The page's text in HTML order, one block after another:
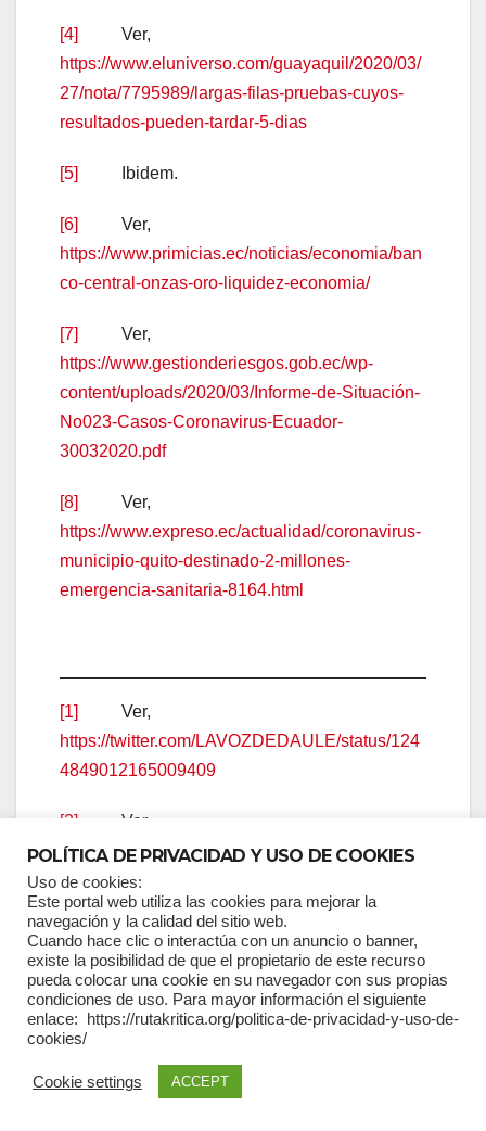
[4]
Ver,
https://www.eluniverso.com/guayaquil/2020/03/
27/nota/7795989/largas-filas-pruebas-cuyos-
resultados-pueden-tardar-5-dias
[5] Ibidem.
[6]
Ver,
https://www.primicias.ec/noticias/economia/ban
co-central-onzas-oro-liquidez-economia/
[7]
Ver,
https://www.gestionderiesgos.gob.ec/wp-
content/uploads/2020/03/Informe-de-Situación-
No023-Casos-Coronavirus-Ecuador-
30032020.pdf
[8]
Ver,
https://www.expreso.ec/actualidad/coronavirus-
municipio-quito-destinado-2-millones-
emergencia-sanitaria-8164.html
[1]
Ver,
https://twitter.com/LAVOZDEDAULE/status/124
4849012165009409
[2] Ver,
https://twitter.com/jaimenebotsaadi/status/12446
09174299869185?s=11
[3]Ver,
https://debateconstitucionalespanol.wordpress.
com/2020/03/25/guayaquil-el-coronavirus-y-la-
barbarie-de-la-desigualdad/
Ver minuto 2:45 de la entrevista de
Fernando del Rincon de CNN a María Paula
POLÍTICA DE PRIVACIDAD Y USO DE COOKIES
Uso de cookies:
Este portal web utiliza las cookies para mejorar la
navegación y la calidad del sitio web.
Cuando hace clic o interactúa con un anuncio o banner,
existe la posibilidad de que el propietario de este recurso
pueda colocar una cookie en su navegador con sus propias
condiciones de uso. Para mayor información el siguiente
enlace: https://rutakritica.org/politica-de-privacidad-y-uso-de-
cookies/
Cookie settings ACCEPT